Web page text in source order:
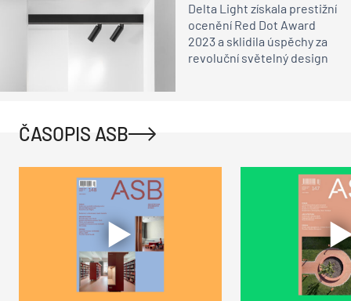
Delta Light získala prestižní
ocenění Red Dot Award
2023 a sklidila úspěchy za
revoluční světelný design
ČASOPIS ASB